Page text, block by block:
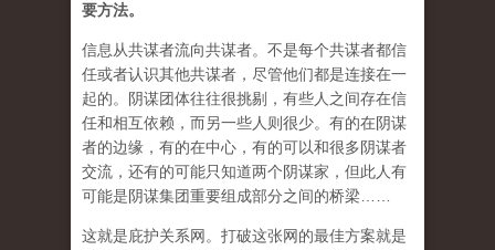
要方法。
信息从共谋者流向共谋者。不是每个共谋者都信
任或者认识其他共谋者，尽管他们都是连接在一
起的。阴谋团体往往很挑剔，有些人之间存在信
任和相互依赖，而另一些人则很少。有的在阴谋
者的边缘，有的在中心，有的可以和很多阴谋者
交流，还有的可能只知道两个阴谋家，但此人有
可能是阴谋集团重要组成部分之间的桥梁……
这就是庇护关系网。打破这张网的最佳方案就是